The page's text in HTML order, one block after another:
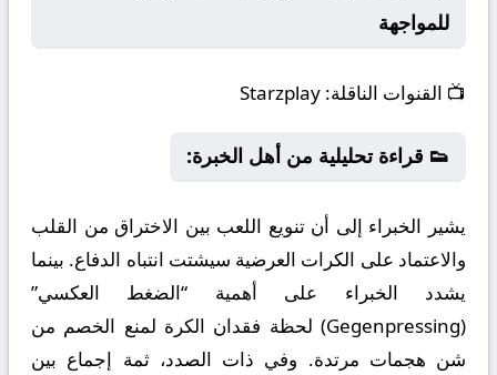
للمواجهة
📺 القنوات الناقلة:
👟 قراءة تحليلية من أهل الخبرة:
يشير الخبراء إلى أن تنويع اللعب بين الاختراق من القلب
والاعتماد على الكرات العرضية سيشتت انتباه الدفاع. بينما
يشدد الخبراء على أهمية “الضغط العكسي”
(Gegenpressing) لحظة فقدان الكرة لمنع الخصم من
شن هجمات مرتدة. وفي ذات الصدد، ثمة إجماع بين